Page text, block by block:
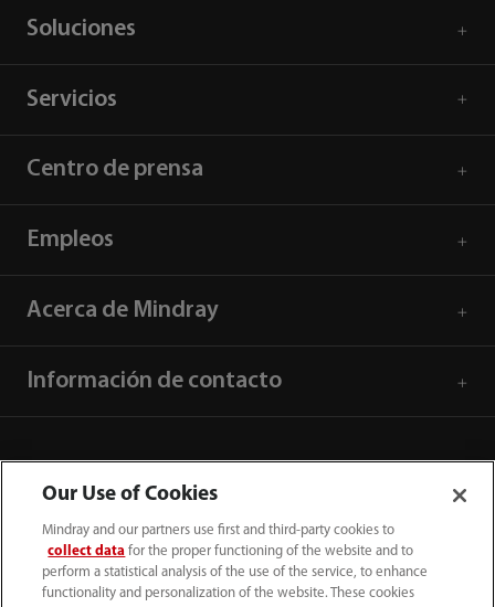
Soluciones
Servicios
Centro de prensa
Empleos
Acerca de Mindray
Información de contacto
Our Use of Cookies
Mindray and our partners use first and third-party cookies to
collect data for the proper functioning of the website and to
perform a statistical analysis of the use of the service, to enhance
functionality and personalization of the website. These cookies